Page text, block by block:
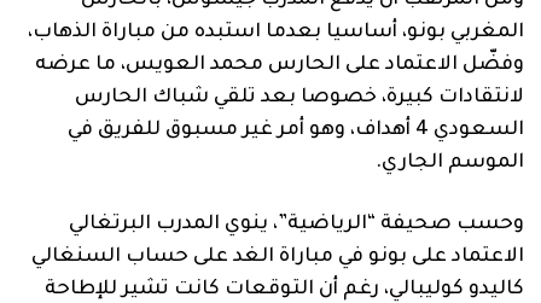
المغربي بونو، أساسيا بعدما استبده من مباراة الذهاب،
وفضّل الاعتماد على الحارس محمد العويس، ما عرضه
لانتقادات كبيرة، خصوصا بعد تلقي شباك الحارس
السعودي 4 أهداف، وهو أمر غير مسبوق للفريق في
الموسم الجاري.
وحسب صحيفة “الرياضية”، ينوي المدرب البرتغالي
الاعتماد على بونو في مباراة الغد على حساب السنغالي
كاليدو كوليبالي، رغم أن التوقعات كانت تشير للإطاحة